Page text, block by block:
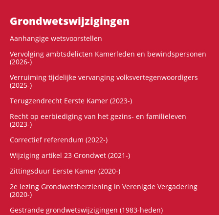
Grondwets­wijzigingen
Aanhangige wetsvoorstellen
Vervolging ambtsdelicten Kamerleden en bewindspersonen
(2026-)
Verruiming tijdelijke vervanging volksvertegenwoordigers
(2025-)
Terugzendrecht Eerste Kamer (2023-)
Recht op eerbiediging van het gezins- en familieleven
(2023-)
Correctief referendum (2022-)
Wijziging artikel 23 Grondwet (2021-)
Zittingsduur Eerste Kamer (2020-)
2e lezing Grondwetsherziening in Verenigde Vergadering
(2020-)
Gestrande grondwetswijzigingen (1983-heden)